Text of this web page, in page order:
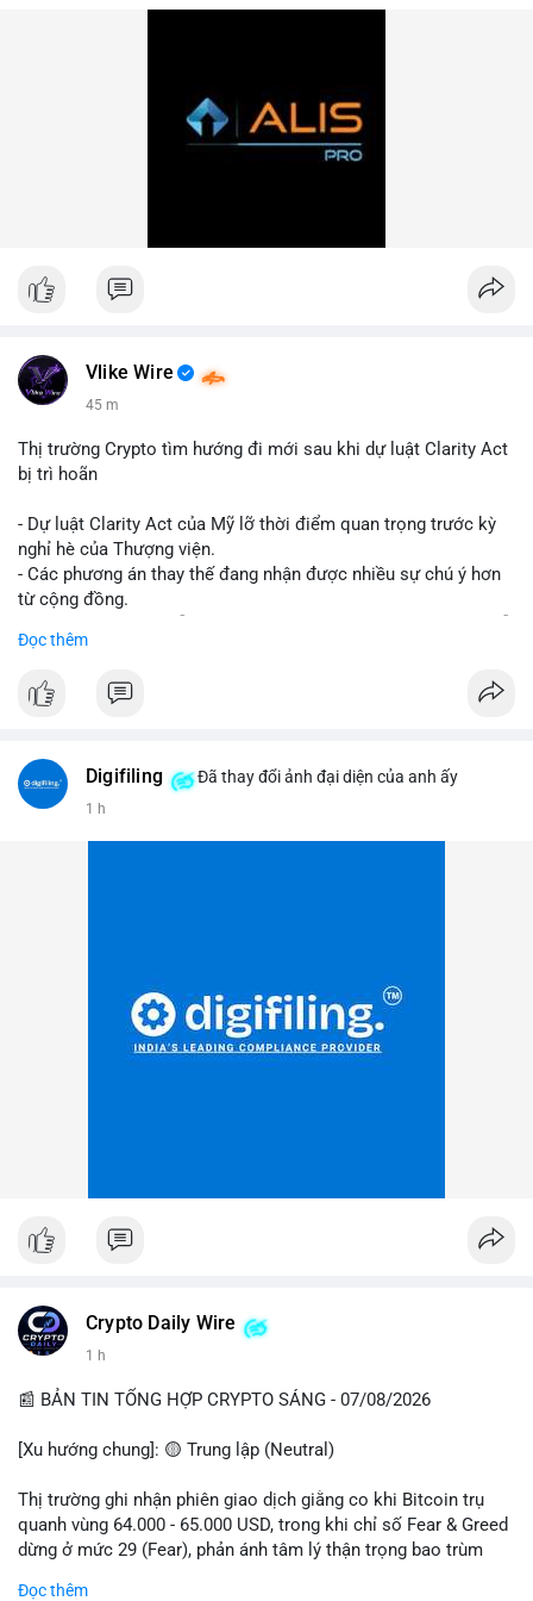
Vlike Wire
45 m
Thị trường Crypto tìm hướng đi mới sau khi dự luật Clarity Act
bị trì hoãn
- Dự luật Clarity Act của Mỹ lỡ thời điểm quan trọng trước kỳ
nghỉ hè của Thượng viện.
- Các phương án thay thế đang nhận được nhiều sự chú ý hơn
từ cộng đồng.
về pháp lý.
#binancesquare
#vlikevn #titanbot
Đọc thêm
Digifiling Đã thay đổi ảnh đại diện của anh ấy
1 h
Crypto Daily Wire
1 h
📰 BẢN TIN TỔNG HỢP CRYPTO SÁNG - 07/08/2026
[Xu hướng chung]: 🟡 Trung lập (Neutral)
Thị trường ghi nhận phiên giao dịch giằng co khi Bitcoin trụ
quanh vùng 64.000 - 65.000 USD, trong khi chỉ số Fear & Greed
dừng ở mức 29 (Fear), phản ánh tâm lý thận trọng bao trùm
Đọc thêm